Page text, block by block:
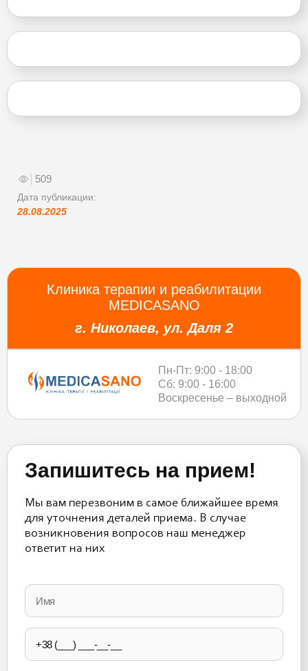
509
Дата публикации:
28.08.2025
Клиника терапии и реабилитации
MEDICASANO
г. Николаев, ул. Даля 2
Пн-Пт: 9:00 - 18:00
Сб: 9:00 - 16:00
Воскресенье – выходной
Запишитесь на прием!
Мы вам перезвоним в самое ближайшее время
для уточнения деталей приема. В случае
возникновения вопросов наш менеджер
ответит на них
leave
this
field
empty.